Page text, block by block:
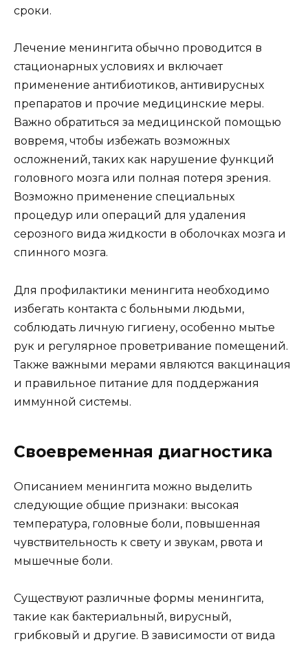
сроки.
Лечение менингита обычно проводится в
стационарных условиях и включает
применение антибиотиков, антивирусных
препаратов и прочие медицинские меры.
Важно обратиться за медицинской помощью
вовремя, чтобы избежать возможных
осложнений, таких как нарушение функций
головного мозга или полная потеря зрения.
Возможно применение специальных
процедур или операций для удаления
серозного вида жидкости в оболочках мозга и
спинного мозга.
Для профилактики менингита необходимо
избегать контакта с больными людьми,
соблюдать личную гигиену, особенно мытье
рук и регулярное проветривание помещений.
Также важными мерами являются вакцинация
и правильное питание для поддержания
иммунной системы.
Своевременная диагностика
Описанием менингита можно выделить
следующие общие признаки: высокая
температура, головные боли, повышенная
чувствительность к свету и звукам, рвота и
мышечные боли.
Существуют различные формы менингита,
такие как бактериальный, вирусный,
грибковый и другие. В зависимости от вида